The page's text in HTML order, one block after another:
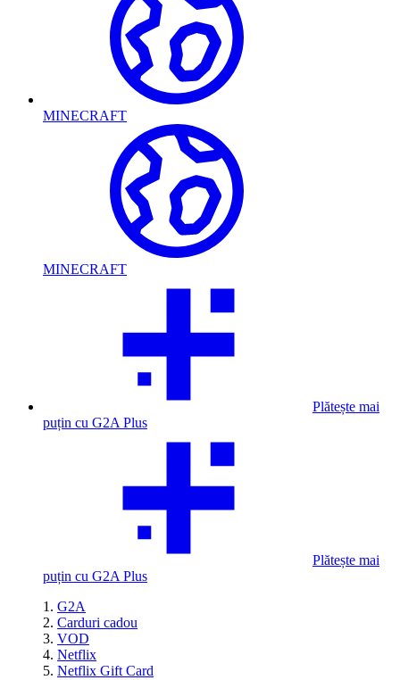
MINECRAFT
MINECRAFT
Plătește mai
puțin cu G2A Plus
Plătește mai
puțin cu G2A Plus
G2A
Carduri cadou
VOD
Netflix
Netflix Gift Card